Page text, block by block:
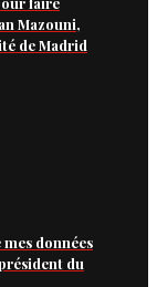
Mazouni,
de Madrid
données
du